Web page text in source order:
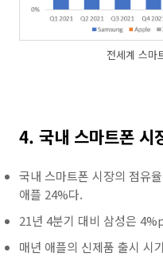
전세계 스마
4. 국내 스마트폰 시
국내 스마트폰 시장의 점유
애플 24%다.
21년 4분기 대비 삼성은
매년 애플의 신제품 출시 시